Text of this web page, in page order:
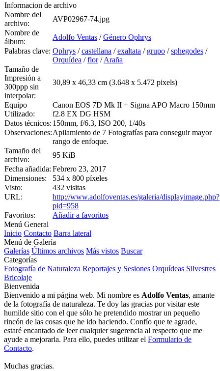
Informacion de archivo
Nombre del
archivo:
AVP02967-74.jpg
Nombre de
álbum:
Adolfo Ventas /Género Ophrys
Palabras clave: Ophrys /castellana /exaltata / grupo /sphegodes /
Orquídea /flor/Araña
Tamaño de
Impresión a
300ppp sin
interpolar:
30,89 x 46,33 cm (3.648 x 5.472 pixels)
Equipo
Utilizado:
Canon EOS 7D Mk II + Sigma APO Macro 150mm
f2.8 EX DG HSM
Datos técnicos: 150mm, f/6.3, ISO 200, 1/40s
Observaciones:Apilamiento de 7 Fotografías para conseguir mayor
rango de enfoque.
Tamaño del
archivo:
95 KiB
Fecha añadida: Febrero 23, 2017
Dimensiones:
534 x 800 píxeles
Visto:
432 visitas
URL:
http://www.adolfoventas.es/galeria/displayimage.php?
pid=958
Favoritos:
Añadir a favoritos
Menú General
Inicio Contacto Barra lateral
Menú de Galería
Galerías Últimos archivos Más vistos Buscar
Categorías
Fotografía de Naturaleza Reportajes y Sesiones Orquídeas Silvestres
Bricolaje
Bienvenida
Bienvenido a mi página web. Mi nombre es Adolfo Ventas, amante
de la fotografía de naturaleza. Te doy las gracias por visitar este
humilde sitio con el que sólo he pretendido mostrar un pequeño
rincón de las cosas que he ido haciendo. Confío que te agrade,
estaré encantado de leer cualquier sugerencia al respecto que me
ayude a mejorarla. Para ello, puedes utilizar el Formulario de
Contacto.
Muchas gracias.